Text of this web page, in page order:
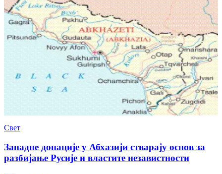
Свет
Западне донације у Абхазији стварају основ за
разбијање Русије и властите независтности